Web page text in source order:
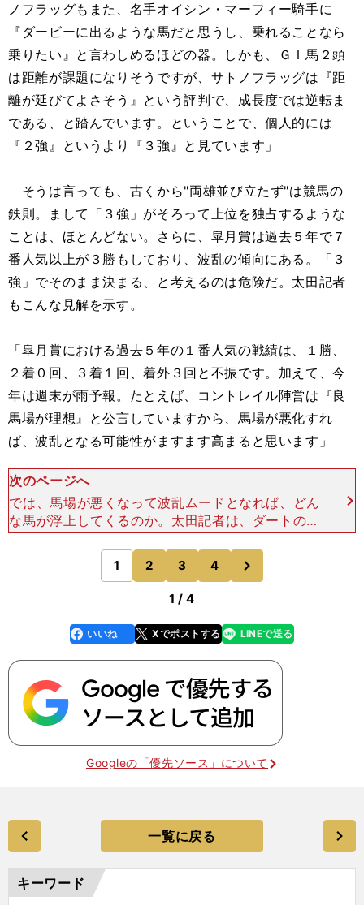
ノフラッグもまた、名手オイシン・マーフィー騎手に
『ダービーに出るような馬だと思うし、乗れることなら
乗りたい』と言わしめるほどの器。しかも、ＧＩ馬２頭
は距離が課題になりそうですが、サトノフラッグは『距
離が延びてよさそう』という評判で、成長度では逆転ま
である、と踏んでいます。ということで、個人的には
『２強』というより『３強』と見ています」
そうは言っても、古くから"両雄並び立たず"は競馬の
鉄則。まして「３強」がそろって上位を独占するような
ことは、ほとんどない。さらに、皐月賞は過去５年で７
番人気以上が３勝もしており、波乱の傾向にある。「３
強」でそのまま決まる、と考えるのは危険だ。太田記者
もこんな見解を示す。
「皐月賞における過去５年の１番人気の戦績は、１勝、
２着０回、３着１回、着外３回と不振です。加えて、今
年は週末が雨予報。たとえば、コントレイル陣営は『良
馬場が理想』と公言していますから、馬場が悪化すれ
ば、波乱となる可能性がますます高まると思います」
次のページへ
では、馬場が悪くなって波乱ムードとなれば、どん
な馬が浮上してくるのか。太田記者は、ダートの重
賞勝ち馬の名前を挙げた。馬場悪化で浮上しそうな
キメラヴェリテ「キメラヴェリテ（牡３歳）です。
地方交流重賞の北
1 2 3 4
のページへ
1 / 4
faceboo
k
いいね Xでポストする
line LINEで送る
Googleの「優先ソース」について
一覧に戻る
キーワード